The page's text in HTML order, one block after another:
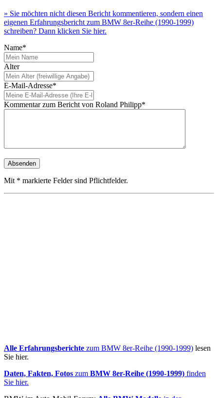
» Sie möchten nicht diesen Bericht kommentieren, sondern einen
eigenen Erfahrungsbericht zum BMW 8er-Reihe (1990-1999)
schreiben? Dann klicken Sie hier.
Name*
Alter
E-Mail-Adresse*
Kommentar zum Bericht von Roland Philipp*
Mit * markierte Felder sind Pflichtfelder.
Alle Erfahrungsberichte zum BMW 8er-Reihe (1990-1999) lesen
Sie hier.
Daten, Fakten, Fotos zum BMW 8er-Reihe (1990-1999) finden
Sie hier.